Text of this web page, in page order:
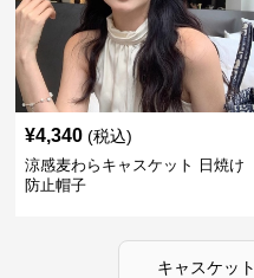
¥4,340 (税込)
涼感麦わらキャスケット 日焼け
防止帽子
キャスケット